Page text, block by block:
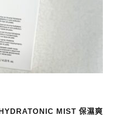
MIST 保濕爽